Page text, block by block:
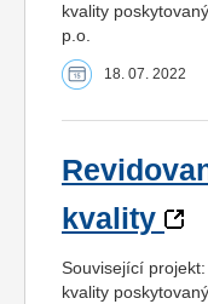
kvality
p.o.
18. 07. 2022
kvality
Související
kvality